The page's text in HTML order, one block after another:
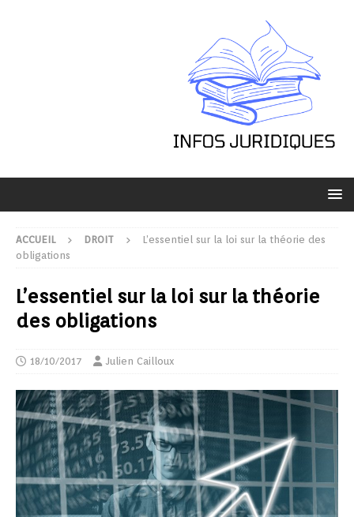
ACCUEIL DROIT
L’essentiel sur la loi sur la théorie des
obligations
L’essentiel sur la loi sur la théorie
des obligations
18/10/2017 Julien Cailloux